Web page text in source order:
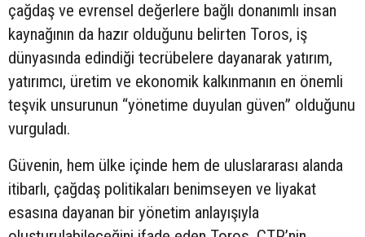
çağdaş ve evrensel değerlere bağlı donanımlı insan
kaynağının da hazır olduğunu belirten Toros, iş
dünyasında edindiği tecrübelere dayanarak yatırım,
yatırımcı, üretim ve ekonomik kalkınmanın en önemli
teşvik unsurunun “yönetime duyulan güven” olduğunu
vurguladı.
Güvenin, hem ülke içinde hem de uluslararası alanda
itibarlı, çağdaş politikaları benimseyen ve liyakat
esasına dayanan bir yönetim anlayışıyla